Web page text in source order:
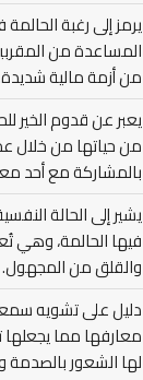
يرمز إلى رغبة
المساعدة من
من أزمة مالية
يعبر عن قدوم الخير
من حياتها من خلال
بالمشاركة مع أحد
يشير إلى الحالة
فيها الحالمة، وهي
والقلق من المجهول.
دليل على تشويه
معارفها مما
لها الشعور بالصدمة